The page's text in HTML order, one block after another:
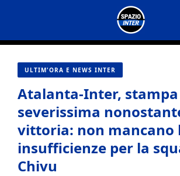
contenuto
ULTIM'ORA E NEWS INTER
Atalanta-Inter, stampa
severissima
vittoria: non mancano
insufficienze per la
Chivu